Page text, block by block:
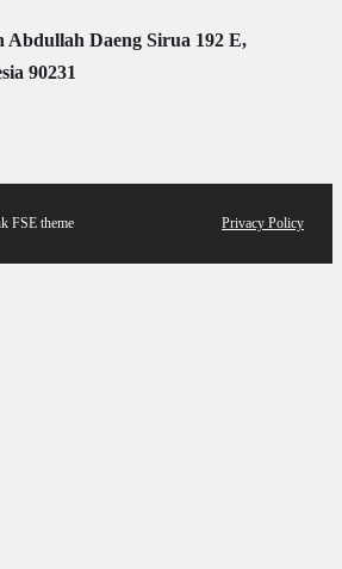
Abdullah Daeng Sirua 192 E,
90231
FSE theme Privacy Policy